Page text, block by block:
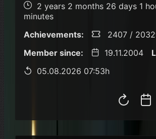
2 years 2 months 26 days 1
minutes
Achievements:
2407 /
Member since:
19.11.2004
05.08.2026 07:53h